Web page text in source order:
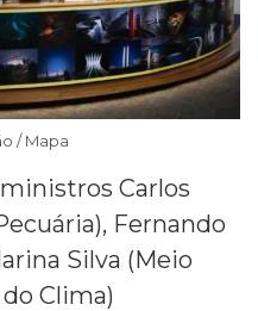
/ Mapa
Carlos
Fernando
Silva (Meio
Clima)